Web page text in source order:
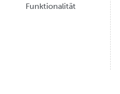
Funktionalität